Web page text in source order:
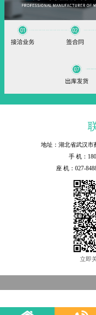
地址：湖北省武汉市
手 机：
座 机：027-
立即